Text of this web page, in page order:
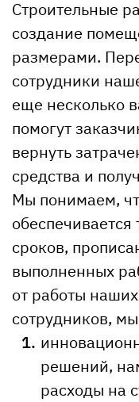
Строительные
создание
размерами.
сотрудники
еще несколько
помогут
вернуть
средства и
Мы понимаем,
сроков,
выполненных
от работы
сотрудников,
решений,
расходы на